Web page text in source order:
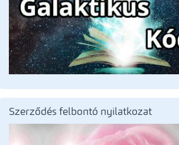
Szerződés felbontó nyilatkozat